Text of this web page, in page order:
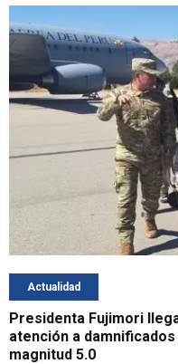
Actualidad
Presidenta Fujimori
atención a
magnitud 5.0